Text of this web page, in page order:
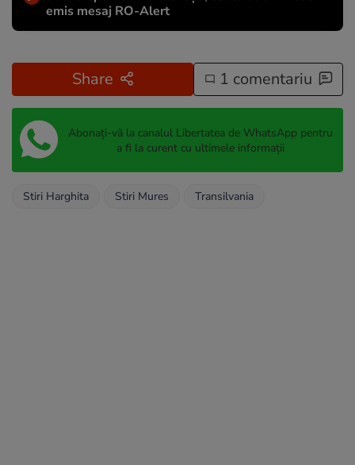
emis mesaj RO-Alert
Share 1 comentariu
Abonați-vă la canalul Libertatea de WhatsApp pentru
a fi la curent cu ultimele informații
Stiri Harghita Stiri Mures Transilvania